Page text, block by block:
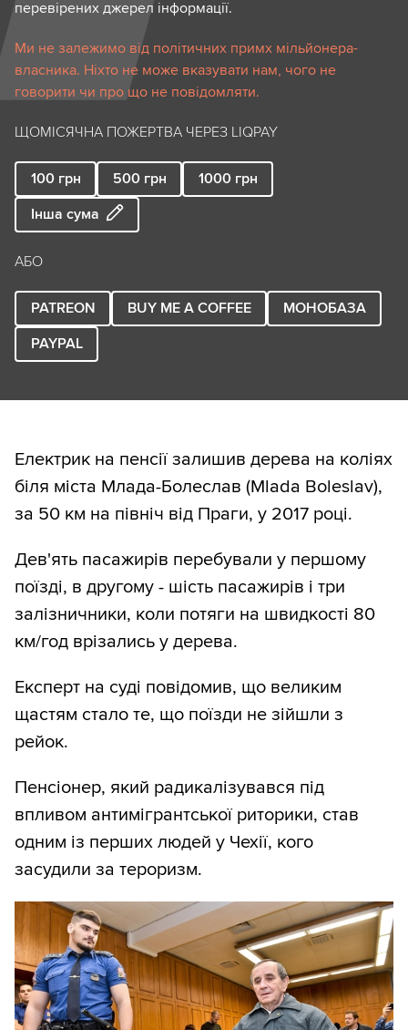
перевірених джерел інформації.
Ми не залежимо від політичних примх мільйонера-
власника. Ніхто не може вказувати нам, чого не
говорити чи про що не повідомляти.
ЩОМІСЯЧНА ПОЖЕРТВА ЧЕРЕЗ LIQPAY
100 грн 500 грн 1000 грн
Інша сума
АБО
PATREON BUY ME A COFFEE
МОНОБАЗА
PAYPAL
Електрик на пенсії залишив дерева на коліях
біля міста Млада-Болеслав (Mlada Boleslav),
за 50 км на північ від Праги, у 2017 році.
Дев'ять пасажирів перебували у першому
поїзді, в другому - шість пасажирів і три
залізничники, коли потяги на швидкості 80
км/год врізались у дерева.
Експерт на суді повідомив, що великим
щастям стало те, що поїзди не зійшли з
рейок.
Пенсіонер, який радикалізувався під
впливом антимігрантської риторики, став
одним із перших людей у Чехії, кого
засудили за тероризм.